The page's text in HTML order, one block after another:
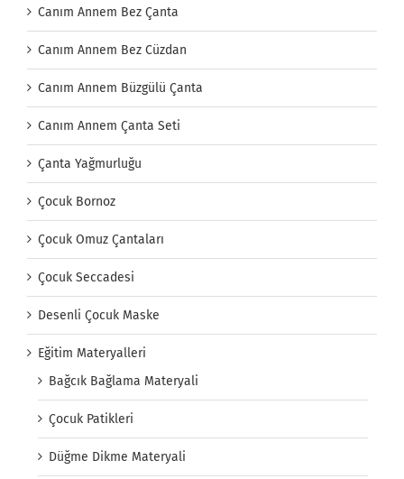
Canım Annem Bez Çanta
Canım Annem Bez Cüzdan
Canım Annem Büzgülü Çanta
Canım Annem Çanta Seti
Çanta Yağmurluğu
Çocuk Bornoz
Çocuk Omuz Çantaları
Çocuk Seccadesi
Desenli Çocuk Maske
Eğitim Materyalleri
Bağcık Bağlama Materyali
Çocuk Patikleri
Düğme Dikme Materyali